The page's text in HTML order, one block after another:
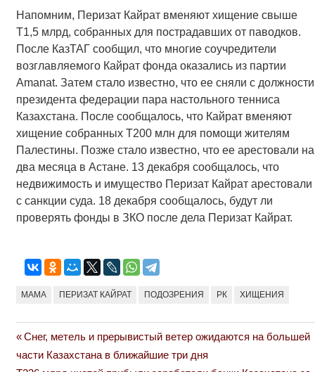
Напомним, Перизат Кайрат вменяют хищение свыше
Т1,5 млрд, собранных для пострадавших от паводков.
После КазТАГ сообщил, что многие соучредители
возглавляемого Кайрат фонда оказались из партии
Amanat. Затем стало известно, что ее сняли с должности
президента федерации пара настольного тенниса
Казахстана. После сообщалось, что Кайрат вменяют
хищение собранных Т200 млн для помощи жителям
Палестины. Позже стало известно, что ее арестовали на
два месяца в Астане. 13 декабря сообщалось, что
недвижимость и имущество Перизат Кайрат арестовали
с санкции суда. 18 декабря сообщалось, будут ли
проверять фонды в ЗКО после дела Перизат Кайрат.
МАМА ПЕРИЗАТ КАЙРАТ ПОДОЗРЕНИЯ РК ХИЩЕНИЯ
Навигация
по
Previous
Post:
Снег, метель и прерывистый ветер ожидаются на большей
части Казахстана в ближайшие три дня